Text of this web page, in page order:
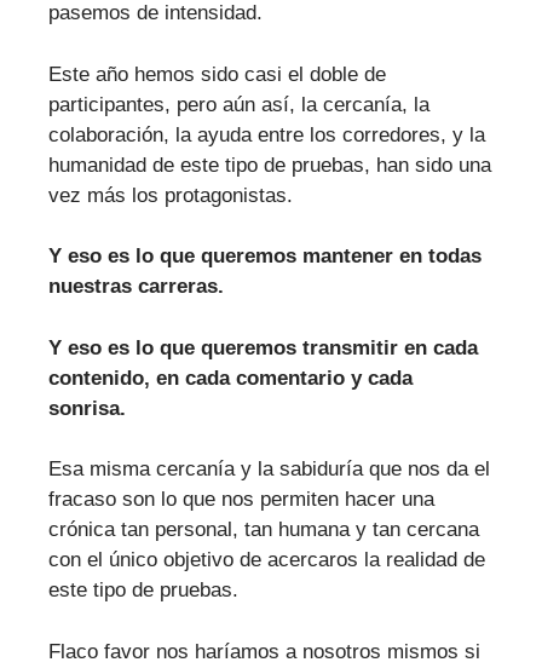
pasemos de intensidad.
Este año hemos sido casi el doble de
participantes, pero aún así, la cercanía, la
colaboración, la ayuda entre los corredores, y la
humanidad de este tipo de pruebas, han sido una
vez más los protagonistas.
Y eso es lo que queremos mantener en todas
nuestras carreras.
Y eso es lo que queremos transmitir en cada
contenido, en cada comentario y cada
sonrisa.
Esa misma cercanía y la sabiduría que nos da el
fracaso son lo que nos permiten hacer una
crónica tan personal, tan humana y tan cercana
con el único objetivo de acercaros la realidad de
este tipo de pruebas.
Flaco favor nos haríamos a nosotros mismos si